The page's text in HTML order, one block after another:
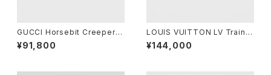
GUCCI Horsebit Creeper L
oafer Black 36 1/2
¥91,800
LOUIS VUITTON LV Trainer
Sneaker Black 7 1/2
¥144,000